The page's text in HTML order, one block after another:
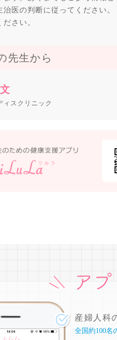
治医の判断に従ってください
さい。
先生から
ィスクリニック
産婦人科
全国約100名